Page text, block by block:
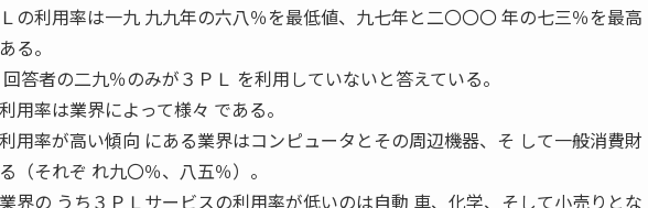
の利用率は一九 九九年の六八％を最低値、九七年と二〇〇〇 年の七三％を最高
る。
答者の二九％のみが３ＰＬ を利用していないと答えている。
用率は業界によって様々 である。
用率が高い傾向 にある業界はコンピュータとその周辺機器、そ して一般消費財
（それぞ れ九〇％、八五％）。
界の うち３ＰＬサービスの利用率が低いのは自動 車、化学、そして小売りとな